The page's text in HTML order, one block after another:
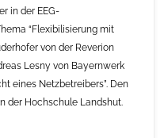
in der EEG-
“Flexibilisierung mit
von der Reverion
Lesny von Bayernwerk
eines Netzbetreibers”. Den
der Hochschule Landshut.